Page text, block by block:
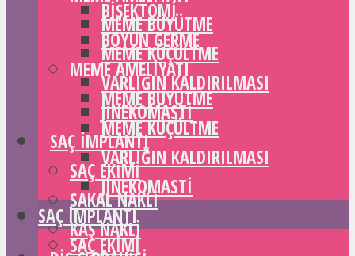
MEME BÜYÜTME
MEME KÜÇÜLTME
VARLIĞIN KALDIRILMASI
JINEKOMASTI
SAÇ IMPLANTI
SAÇ EKIMI
SAKAL NAKLI
KAŞ NAKLI
BIŞEKTOMI
BOYUN GERME
MEME AMELIYATI
MEME BÜYÜTME
MEME KÜÇÜLTME
VARLIĞIN KALDIRILMASI
JINEKOMASTI
SAÇ IMPLANTI
SAÇ EKIMI